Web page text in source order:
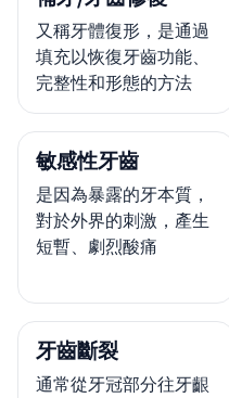
又稱牙體復形，是通過
填充以恢復牙齒功能、
完整性和形態的方法
敏感性牙齒
是因為暴露的牙本質，
對於外界的刺激，產生
短暫、劇烈酸痛
牙齒斷裂
通常從牙冠部分往牙齦